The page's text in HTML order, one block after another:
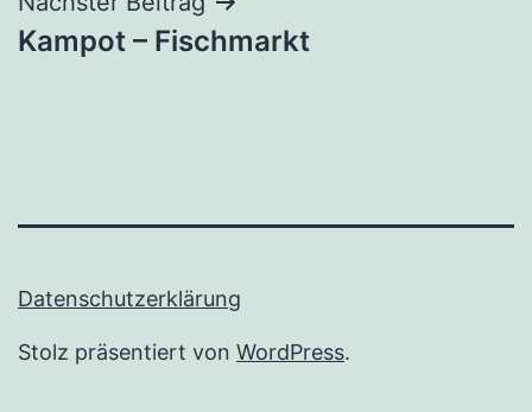
Kampot – Fischmarkt
Datenschutzerklärung
Stolz präsentiert von WordPress.